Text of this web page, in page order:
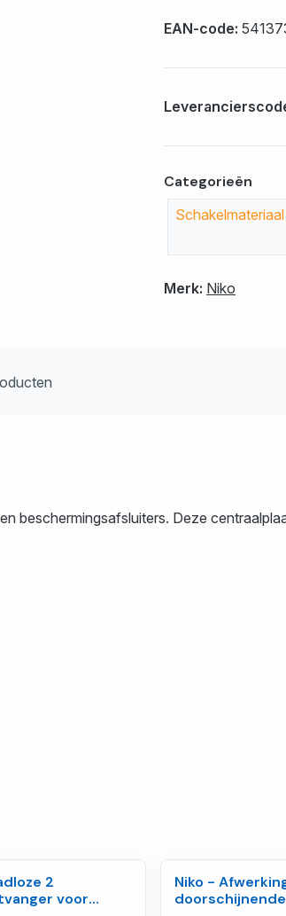
EAN-code:
Categorieën
Schakelmateriaal
Merk: Niko
beschermingsafsluiters. Deze
2
voor
Niko -